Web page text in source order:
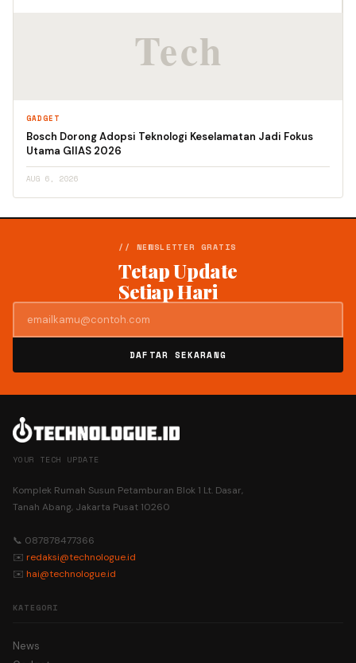
GADGET
Bosch Dorong Adopsi Teknologi Keselamatan Jadi Fokus
Utama GIIAS 2026
AUG 6, 2026
// NEWSLETTER GRATIS
Tetap Update
Setiap Hari
DAFTAR SEKARANG
YOUR TECH UPDATE
Komplek Rumah Susun Petamburan Blok 1 Lt. Dasar,
Tanah Abang, Jakarta Pusat 10260
📞 087878477366
✉️ redaksi@technologue.id
✉️ hai@technologue.id
KATEGORI
News